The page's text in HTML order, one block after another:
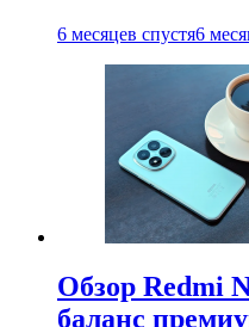
6 месяцев спустя6
Обзор Redmi
баланс